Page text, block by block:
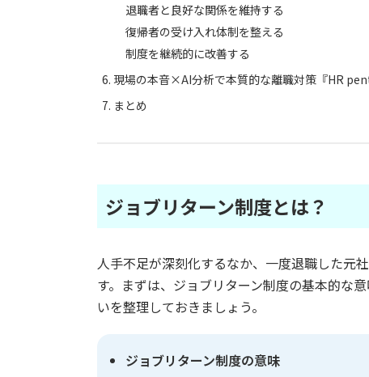
退職者と良好な関係を維持する
復帰者の受け入れ体制を整える
制度を継続的に改善する
現場の本音×AI分析で本質的な離職対策『HR
まとめ
ジョブリターン制度とは？
人手不足が深刻化するなか、一度退職した元
す。まずは、ジョブリターン制度の基本的な
いを整理しておきましょう。
ジョブリターン制度の意味